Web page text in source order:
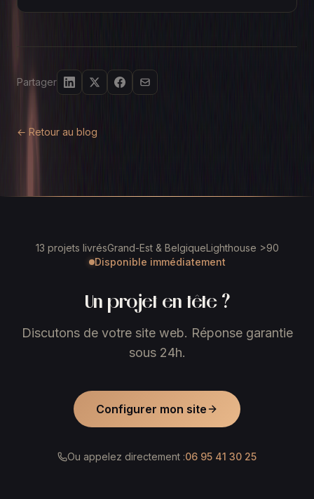
Partager
← Retour au blog
13 projets livrésGrand-Est & BelgiqueLighthouse >90
Disponible immédiatement
Un projet en tête ?
Discutons de votre site web. Réponse garantie
sous 24h.
Configurer mon site
Ou appelez directement :06 95 41 30 25